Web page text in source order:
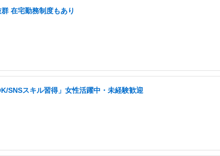
在宅勤務制度もあり
SNSスキル習得」女性活躍中・未経験歓迎